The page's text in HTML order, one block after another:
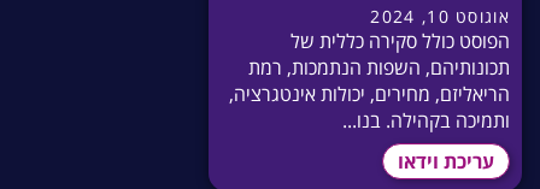
אוגוסט 10, 2024
הפוסט כולל סקירה כללית של
תכונותיהם, השפות הנתמכות, רמת
הריאליזם, מחירים, יכולות אינטגרציה,
ותמיכה בקהילה. בנו...
עריכת וידאו